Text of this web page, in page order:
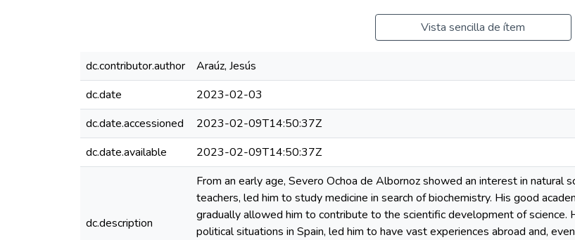
Vista sencilla de ítem
dc.contributor.author
Araúz, Jesús
dc.date
2023-02-03
dc.date.accessioned
2023-02-09T14:50:37Z
dc.date.available
2023-02-09T14:50:37Z
dc.description
From an early age, Severo Ochoa de Albornoz showed an interest in natural
teachers, led him to study medicine in search of biochemistry. His good
gradually allowed him to contribute to the scientific development of
political situations in Spain, led him to have vast experiences abroad and,